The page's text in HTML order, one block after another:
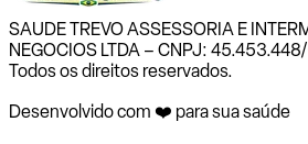
SAUDE TREVO ASSESSORIA E
NEGOCIOS LTDA – CNPJ:
Todos os direitos reservados.
Desenvolvido com ❤️ para sua saúde